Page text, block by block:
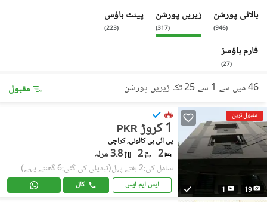
بالائی پورشن
(
946
)
زیریں پورشن
(
317
)
پینٹ ہاؤس
(
223
)
فارم ہاؤسز
(
27
)
46 میں سے 1 سے 25 تک زیریں پورشن مقبول
مقبول ترین
19
1
PKR 1 کروڑ
پی آئی بی کالونی, کراچی
2
2 3.8 مرلہ
شامل کی:2 ہفتے پہل (تبدیلی کی گئی:6 گھنٹے پہلے)
ایس ایم ایس کال